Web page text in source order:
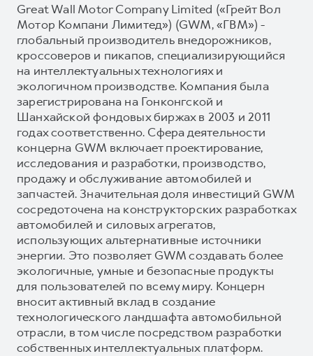
Great Wall Motor Company Limited («Грейт Вол
Мотор Компани Лимитед») (GWM, «ГВМ») -
глобальный производитель внедорожников,
кроссоверов и пикапов, специализирующийся
на интеллектуальных технологиях и
экологичном производстве. Компания была
зарегистрирована на Гонконгской и
Шанхайской фондовых биржах в 2003 и 2011
годах соответственно. Сфера деятельности
концерна GWM включает проектирование,
исследования и разработки, производство,
продажу и обслуживание автомобилей и
запчастей. Значительная доля инвестиций GWM
сосредоточена на конструкторских разработках
автомобилей и силовых агрегатов,
использующих альтернативные источники
энергии. Это позволяет GWM создавать более
экологичные, умные и безопасные продукты
для пользователей по всему миру. Концерн
вносит активный вклад в создание
технологического ландшафта автомобильной
отрасли, в том числе посредством разработки
собственных интеллектуальных платформ.